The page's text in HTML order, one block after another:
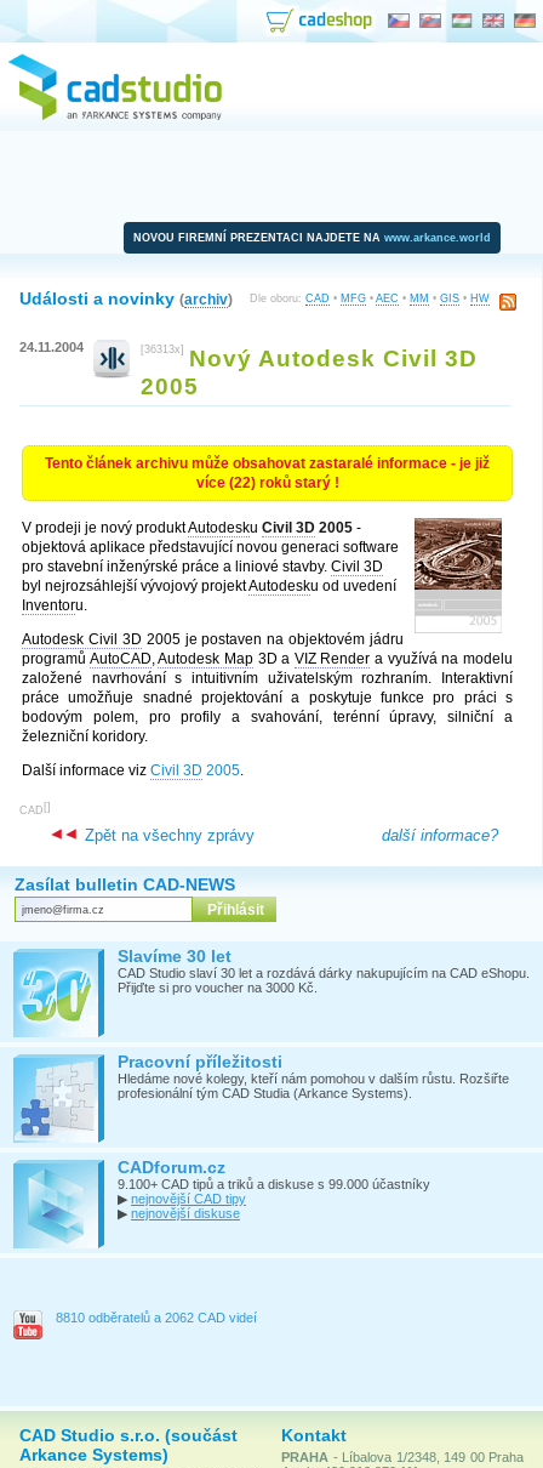
NOVOU FIREMNÍ PREZENTACI NAJDETE NA www.arkance.world
Dle oboru: CAD • MFG • AEC • MM • GIS • HW
Události a novinky (archiv)
24.11.2004 [36313x]
Nový Autodesk Civil 3D
2005
Tento článek archivu může obsahovat zastaralé informace - je již
více (22) roků starý !
V prodeji je nový produktAutodesku Civil 3D 2005 -
objektová aplikace představující novou generaci software
pro stavební inženýrské práce a liniové stavby. Civil 3D
byl nejrozsáhlejší vývojový projektAutodesku od uvedení
Inventoru.
Autodesk Civil 3D 2005 je postaven na objektovém jádru
programů AutoCAD,Autodesk Map3D a VIZ Render a využívá na modelu
založené navrhování s intuitivním uživatelským rozhraním. Interaktivní
práce umožňuje snadné projektování a poskytuje funkce pro práci s
bodovým polem, pro profily a svahování, terénní úpravy, silniční a
železniční koridory.
Další informace viz Civil 3D 2005.
[
CAD ]
další informace?
Zpět na všechny zprávy
Zasílat bulletin CAD-NEWS
Slavíme 30 let
CAD Studio slaví 30 let a rozdává dárky nakupujícím na CAD eShopu.
Přijďte si pro voucher na 3000 Kč.
Pracovní příležitosti
Hledáme nové kolegy, kteří nám pomohou v dalším růstu. Rozšiřte
profesionální tým CAD Studia (Arkance Systems).
CADforum.cz
9.100+ CAD tipů a triků a diskuse s 99.000 účastníky
▶ nejnovější CAD tipy
▶ nejnovější diskuse
8810 odběratelů a 2062 CAD videí
CAD Studio s.r.o. (součást
Arkance Systems)
Kontakt
PRAHA - Líbalova 1/2348, 149 00 Praha